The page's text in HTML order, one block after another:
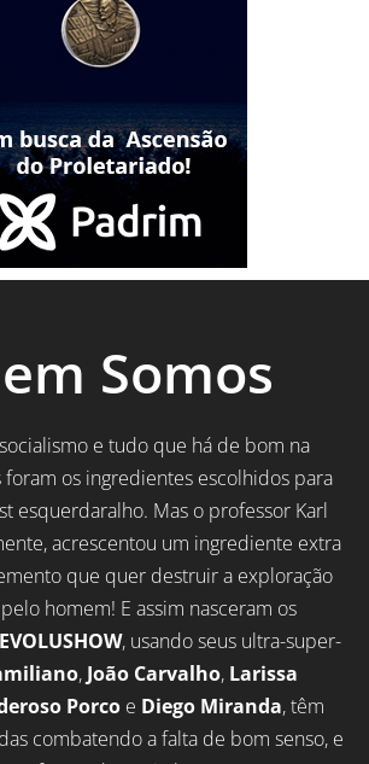
Somos
e tudo que há de bom na
foram os ingredientes escolhidos para
esquerdaralho. Mas o professor Karl
acrescentou um ingrediente extra
que quer destruir a exploração
homem! E assim nasceram os
, usando seus ultra-super-
, João Carvalho, Larissa
Porco e Diego Miranda, têm
combatendo a falta de bom senso, e